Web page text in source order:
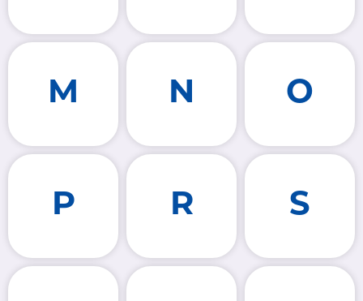
M N O
P R S